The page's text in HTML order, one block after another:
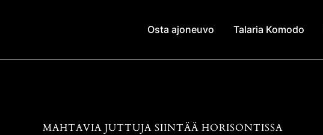
Osta ajoneuvo Talaria Komodo
MAHTAVIA JUTTUJA SIINTÄÄ HORISONTISSA